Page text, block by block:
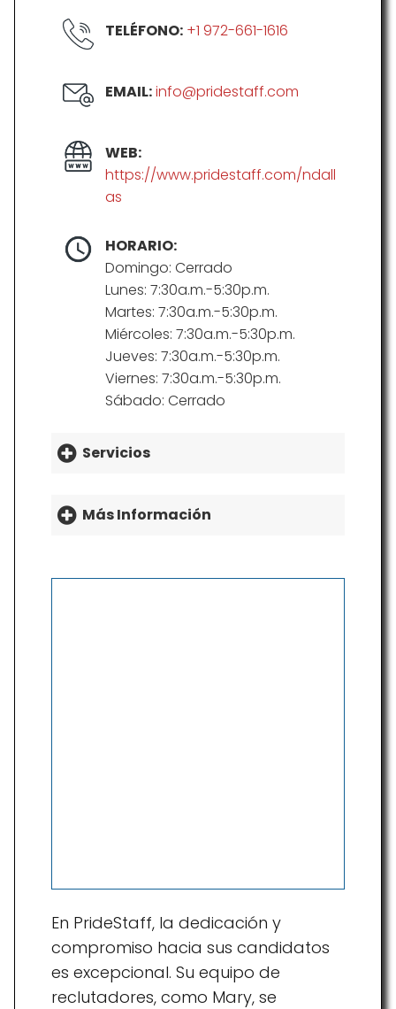
TELÉFONO: +1 972-661-1616
EMAIL:info@pridestaff.com
WEB:
https://www.pridestaff.com/ndall
as
HORARIO:
Domingo: Cerrado
Lunes: 7:30a.m.-5:30p.m.
Martes: 7:30a.m.-5:30p.m.
Miércoles: 7:30a.m.-5:30p.m.
Jueves: 7:30a.m.-5:30p.m.
Viernes: 7:30a.m.-5:30p.m.
Sábado: Cerrado
Servicios
Más Información
En PrideStaff, la dedicación y
compromiso hacia sus candidatos
es excepcional. Su equipo de
reclutadores, como Mary, se